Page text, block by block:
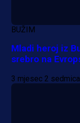
BUŽIM
Mladi heroj iz
srebro na
3 mjesec 2 sedmica